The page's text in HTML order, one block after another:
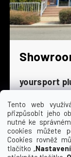
Tento web
přizpůsobit jeho
nutné ke
cookies můžete
Cookies rovněž
tlačítko „Nastavení
yoursport
Dyjská 845/4
196 00
Po - Čt
Pá
So